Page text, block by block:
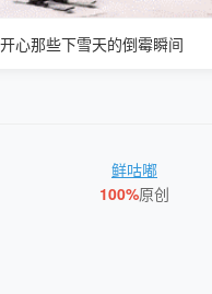
心那些下雪天的倒霉瞬间
鲜咕嘟
100%原创